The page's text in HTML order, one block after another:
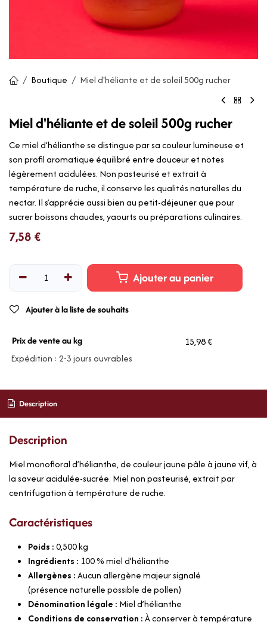
Boutique Miel d'héliante et de soleil 500g rucher
Miel d'héliante et de soleil 500g rucher
Ce miel d’hélianthe se distingue par sa couleur lumineuse et
son profil aromatique équilibré entre douceur et notes
légèrement acidulées. Non pasteurisé et extrait à
température de ruche, il conserve les qualités naturelles du
nectar. Il s’apprécie aussi bien au petit-déjeuner que pour
sucrer boissons chaudes, yaourts ou préparations culinaires.
7,58 €
Ajouter au panier
Ajouter à la liste de souhaits
Prix de vente au kg
15,98 €
Expédition : 2-3 jours ouvrables
Description
Description
Miel monofloral d’hélianthe, de couleur jaune pâle à jaune vif, à
la saveur acidulée-sucrée. Miel non pasteurisé, extrait par
centrifugation à température de ruche.
Caractéristiques
Poids :0,500kg
Ingrédients : 100 % miel d’hélianthe
Allergènes :Aucun allergène majeur signalé
(présence naturelle possible de pollen)
Dénomination légale : Miel d’hélianthe
Conditions de conservation :À conserver à température